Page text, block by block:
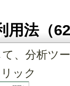
用法（
、分析ツ
ック